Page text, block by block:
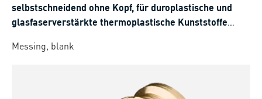
selbstschneidend ohne Kopf, für duroplastische und
glasfaserverstärkte thermoplastische Kunststoffe
Messing, blank